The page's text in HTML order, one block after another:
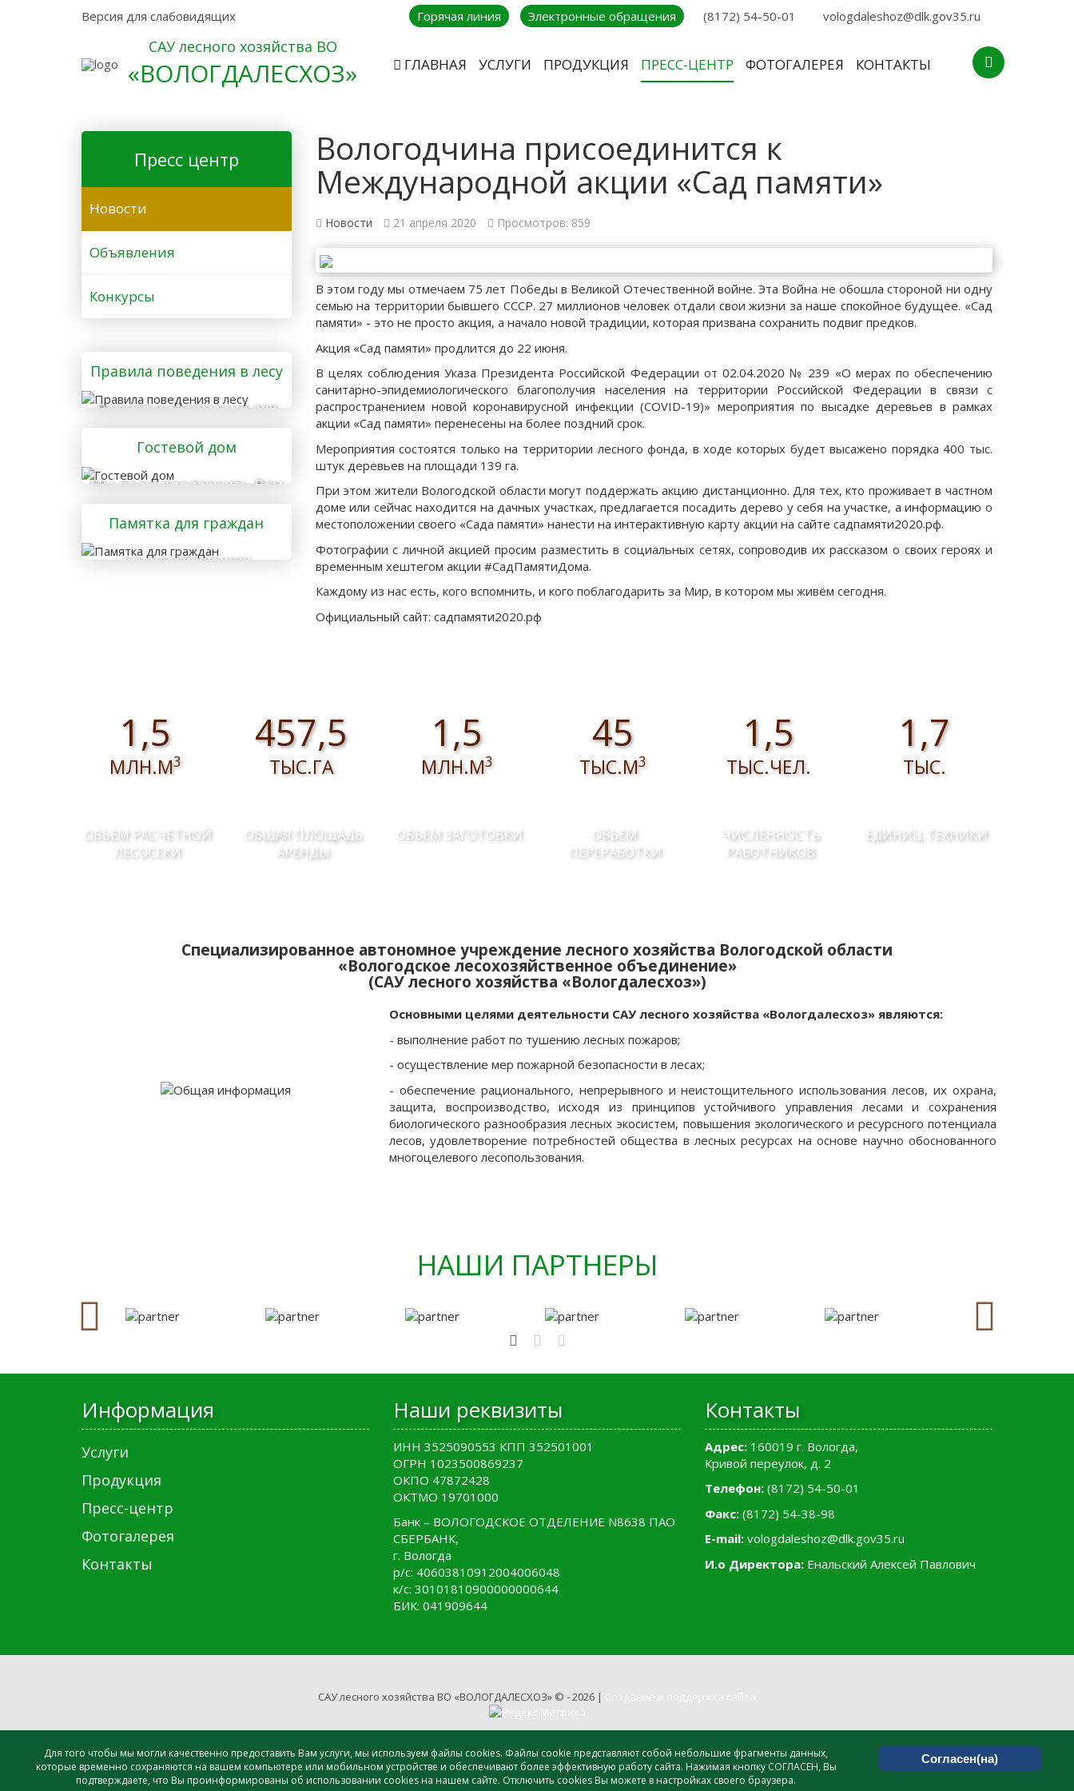
Версия для слабовидящих Горячая линия Электронные обращения (8172) 54-50-01 vologdaleshoz@dlk.gov35.ru
САУ лесного хозяйства ВО
«ВОЛОГДАЛЕСХОЗ» ГЛАВНАЯ УСЛУГИ ПРОДУКЦИЯ ПРЕСС-ЦЕНТР ФОТОГАЛЕРЕЯ КОНТАКТЫ
Вологодчина присоединится к
Международной акции «Сад памяти»
Новости 21 апреля 2020 Просмотров: 859
В этом году мы отмечаем 75 лет Победы в Великой Отечественной войне. Эта Война не обошла стороной ни одну
семью на территории бывшего СССР. 27 миллионов человек отдали свои жизни за наше спокойное будущее. «Сад
памяти» - это не просто акция, а начало новой традиции, которая призвана сохранить подвиг предков.
Акция «Сад памяти» продлится до 22 июня.
В целях соблюдения Указа Президента Российской Федерации от 02.04.2020 № 239 «О мерах по обеспечению
санитарно-эпидемиологического благополучия населения на территории Российской Федерации в связи с
распространением новой коронавирусной инфекции (COVID-19)» мероприятия по высадке деревьев в рамках
акции «Сад памяти» перенесены на более поздний срок.
Мероприятия состоятся только на территории лесного фонда, в ходе которых будет высажено порядка 400 тыс.
штук деревьев на площади 139 га.
При этом жители Вологодской области могут поддержать акцию дистанционно. Для тех, кто проживает в частном
доме или сейчас находится на дачных участках, предлагается посадить дерево у себя на участке, а информацию о
местоположении своего «Сада памяти» нанести на интерактивную карту акции на сайте садпамяти2020.рф.
Фотографии с личной акцией просим разместить в социальных сетях, сопроводив их рассказом о своих героях и
временным хештегом акции #СадПамятиДома.
Каждому из нас есть, кого вспомнить, и кого поблагодарить за Мир, в котором мы живём сегодня.
Официальный сайт: садпамяти2020.рф
Пресс центр
Новости
Объявления
Конкурсы
Правила поведения в лесу
Важная информация для
тех, кто отправляется в
лес
Гостевой дом
Мы рады предложить Вам
услуги гостевого дома
Памятка для граждан
осуществляющих
1,5
МЛН.М3
ОБЪЕМ РАСЧЕТНОЙ
ЛЕСОСЕКИ
457,5
ТЫС.ГА
ОБЩАЯ ПЛОЩАДЬ
АРЕНДЫ
1,5
МЛН.М3
ОБЪЕМ ЗАГОТОВКИ
45
ТЫС.М3
ОБЪЕМ
ПЕРЕРАБОТКИ
1,5
ТЫС.ЧЕЛ.
ЧИСЛЕННОСТЬ
РАБОТНИКОВ
1,7
ТЫС.
ЕДИНИЦ ТЕХНИКИ
Специализированное автономное учреждение лесного хозяйства Вологодской области
«Вологодское лесохозяйственное объединение»
(САУ лесного хозяйства «Вологдалесхоз»)
Основными целями деятельности САУ лесного хозяйства «Вологдалесхоз» являются:
- выполнение работ по тушению лесных пожаров;
- осуществление мер пожарной безопасности в лесах;
- обеспечение рационального, непрерывного и неистощительного использования лесов, их охрана,
защита, воспроизводство, исходя из принципов устойчивого управления лесами и сохранения
биологического разнообразия лесных экосистем, повышения экологического и ресурсного потенциала
лесов, удовлетворение потребностей общества в лесных ресурсах на основе научно обоснованного
многоцелевого лесопользования.
НАШИ ПАРТНЕРЫ
Информация
Услуги
Продукция
Пресс-центр
Фотогалерея
Контакты
Наши реквизиты
ИНН 3525090553 КПП 352501001
ОГРН 1023500869237
ОКПО 47872428
ОКТМО 19701000
Банк – ВОЛОГОДСКОЕ ОТДЕЛЕНИЕ N8638 ПАО
СБЕРБАНК,
г. Вологда
р/с: 40603810912004006048
к/с: 30101810900000000644
БИК: 041909644
Контакты
Адрес: 160019 г. Вологда,
Кривой переулок, д. 2
Телефон: (8172) 54-50-01
Факс: (8172) 54-38-98
E-mail: vologdaleshoz@dlk.gov35.ru
И.о Директора: Енальский Алексей Павлович
САУ лесного хозяйства ВО «ВОЛОГДАЛЕСХОЗ» © - 2026 | Создание и поддержка сайта
Для того чтобы мы могли качественно предоставить Вам услуги, мы используем файлы cookies. Файлы cookie представляют собой небольшие фрагменты данных,
которые временно сохраняются на вашем компьютере или мобильном устройстве и обеспечивают более эффективную работу сайта. Нажимая кнопку СОГЛАСЕН, Вы
подтверждаете, что Вы проинформированы об использовании cookies на нашем сайте. Отключить cookies Вы можете в настройках своего браузера.
Согласен(на)